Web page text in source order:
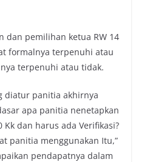
dan pemilihan ketua RW 14
formalnya terpenuhi atau
terpenuhi atau tidak.
diatur panitia akhirnya
apa panitia nenetapkan
dan harus ada Verifikasi?
panitia menggunakan Itu,”
pendapatnya dalam